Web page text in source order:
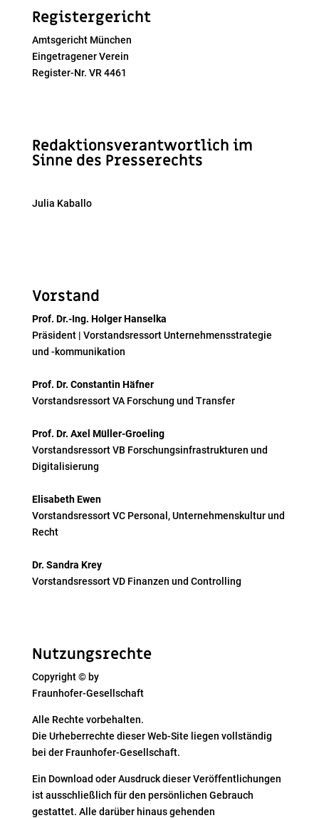
Registergericht
Amtsgericht München
Eingetragener Verein
Register-Nr. VR 4461
Redaktionsverantwortlich im
Sinne des Presserechts
Julia Kaballo
Vorstand
Prof. Dr.-Ing. Holger Hanselka
Präsident | Vorstandsressort Unternehmensstrategie
und -kommunikation
Prof. Dr. Constantin Häfner
Vorstandsressort VA Forschung und Transfer
Prof. Dr. Axel Müller-Groeling
Vorstandsressort VB Forschungsinfrastrukturen und
Digitalisierung
Elisabeth Ewen
Vorstandsressort VC Personal, Unternehmenskultur und
Recht
Dr. Sandra Krey
Vorstandsressort VD Finanzen und Controlling
Nutzungsrechte
Copyright © by
Fraunhofer-Gesellschaft
Alle Rechte vorbehalten.
Die Urheberrechte dieser Web-Site liegen vollständig
bei der Fraunhofer-Gesellschaft.
Ein Download oder Ausdruck dieser Veröffentlichungen
ist ausschließlich für den persönlichen Gebrauch
gestattet. Alle darüber hinaus gehenden